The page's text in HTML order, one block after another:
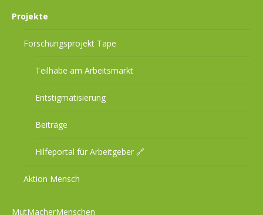
Projekte
Forschungsprojekt Tape
Teilhabe am Arbeitsmarkt
Entstigmatisierung
Beiträge
Hilfeportal für Arbeitgeber 🔗
Aktion Mensch
MutMacherMenschen